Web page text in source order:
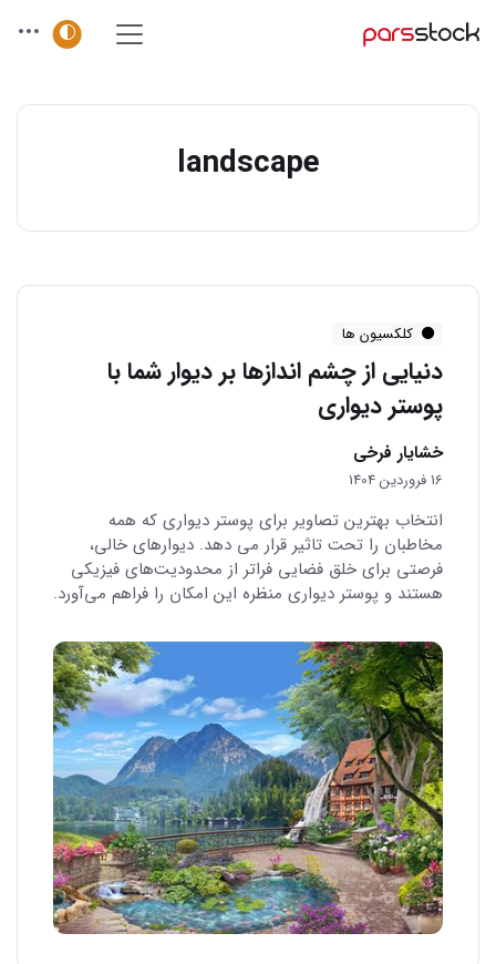
landscape
کلکسیون ها
دنیایی از چشم اندازها بر دیوار شما با
پوستر دیواری
خشایار فرخی
16 فروردین 1404
انتخاب بهترین تصاویر برای پوستر دیواری که همه
مخاطبان را تحت تاثیر قرار می دهد. دیوارهای خالی،
فرصتی برای خلق فضایی فراتر از محدودیت‌های فیزیکی
هستند و پوستر دیواری منظره این امکان را فراهم می‌آورد.